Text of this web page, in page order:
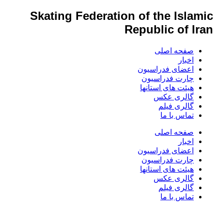
Skating Federation of the Islamic
Republic of Iran
صفحه اصلی
اخبار
اعضای فدراسیون
چارت فدراسیون
هیئت های استانها
گالری عکس
گالری فیلم
تماس با ما
صفحه اصلی
اخبار
اعضای فدراسیون
چارت فدراسیون
هیئت های استانها
گالری عکس
گالری فیلم
تماس با ما